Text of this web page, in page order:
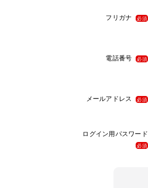
フリガナ 必須
電話番号 必須
メールアドレス 必須
ログイン用パスワード
必須